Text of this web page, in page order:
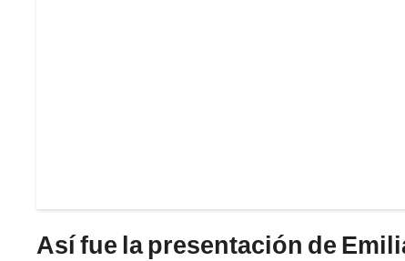
Así fue la presentación de